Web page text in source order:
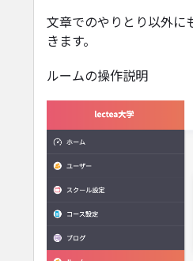
文章でのやりとり以外に
きます。
ルームの操作説明